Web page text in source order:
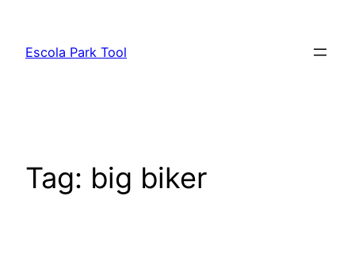
Escola Park Tool
Tag: big biker